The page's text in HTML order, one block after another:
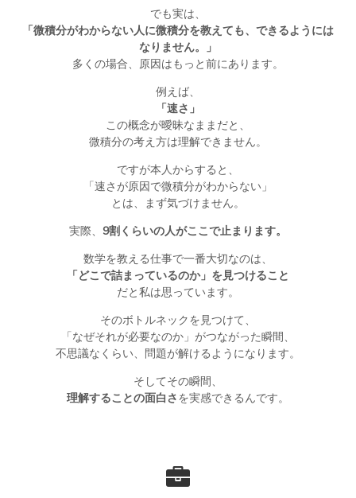
でも実は、
「微積分がわからない人に微積分を教えても、できるようには
なりません。」
多くの場合、原因はもっと前にあります。
例えば、
「速さ」
この概念が曖昧なままだと、
微積分の考え方は理解できません。
ですが本人からすると、
「速さが原因で微積分がわからない」
とは、まず気づけません。
実際、 9割くらいの人がここで止まります。
数学を教える仕事で一番大切なのは、
「どこで詰まっているのか」を見つけること
だと私は思っています。
そのボトルネックを見つけて、
「なぜそれが必要なのか」がつながった瞬間、
不思議なくらい、問題が解けるようになります。
そしてその瞬間、
理解することの面白さを実感できるんです。